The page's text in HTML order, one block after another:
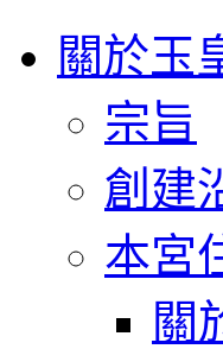
關於玉
宗旨
創建
本宮
關